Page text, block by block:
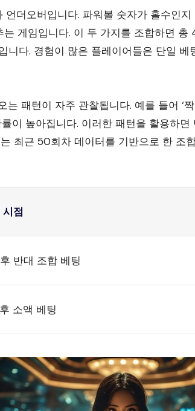
더오버입니다. 파워볼 숫자가 홀수인지
게임입니다. 이 두 가지를 조합하면 총
니다. 경험이 많은 플레이어들은 단일
패턴이 자주 관찰됩니다. 예를 들어 ‘
이 높아집니다. 이러한 패턴을 활용하
최근 50회차 데이터를 기반으로 한 조
시점
반대 조합 베팅
소액 베팅